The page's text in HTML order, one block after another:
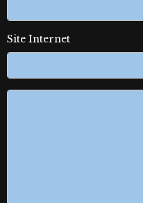
Site Internet